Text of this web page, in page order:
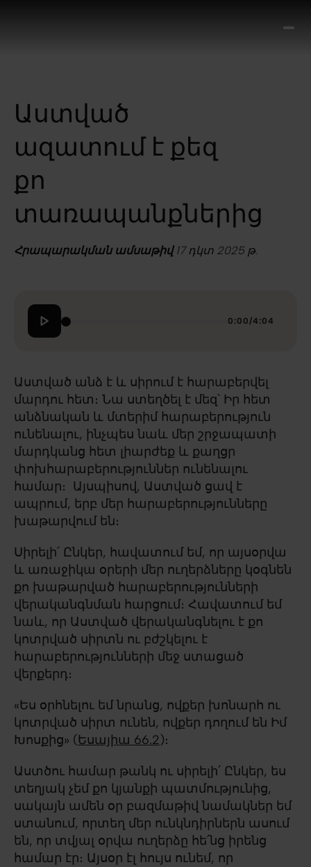
Աստված
ազատում է քեզ
քո
տառապանքներից
Հրապարակման ամսաթիվ17 դկտ 2025 թ.
0:00 /4:04
Աստված անձ է և սիրում է հարաբերվել
մարդու հետ։ Նա ստեղծել է մեզ՝ Իր հետ
անձնական և մտերիմ հարաբերություն
ունենալու, ինչպես նաև մեր շրջապատի
մարդկանց հետ լիարժեք և քաղցր
փոխհարաբերություններ ունենալու
համար։ Այսպիսով, Աստված ցավ է
ապրում, երբ մեր հարաբերությունները
խաթարվում են։
Սիրելի՛ Ընկեր, հավատում եմ, որ այսօրվա
և առաջիկա օրերի մեր ուղերձները կօգնեն
քո խաթարված հարաբերությունների
վերականգնման հարցում։ Հավատում եմ
նաև, որ Աստված վերականգնելու է քո
կոտրված սիրտն ու բժշկելու է
հարաբերությունների մեջ ստացած
վերքերդ։
«Ես օրհնելու եմ նրանց, ովքեր խոնարհ ու
կոտրված սիրտ ունեն, ովքեր դողում են Իմ
Խոսքից» (Եսայիա 66.2)։
Աստծու համար թանկ ու սիրելի՛ Ընկեր, ես
տեղյակ չեմ քո կյանքի պատմությունից,
սակայն ամեն օր բազմաթիվ նամակներ եմ
ստանում, որտեղ մեր ունկնդիրներն ասում
են, որ տվյալ օրվա ուղերձը հե՛նց իրենց
համար էր։ Այսօր էլ հույս ունեմ, որ